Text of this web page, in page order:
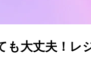
も大丈夫！